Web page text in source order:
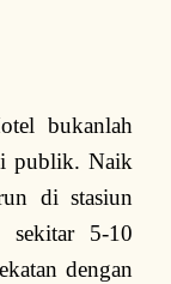
bukanlah
publik. Naik
di stasiun
5-10
dengan